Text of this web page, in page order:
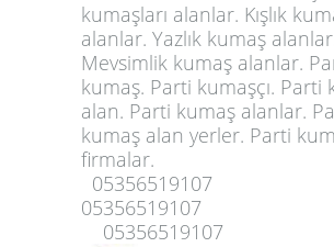
kumaşları alanlar. Kışlık
alanlar. Yazlık kumaş
Mevsimlik kumaş alanlar.
kumaş. Parti kumaşçı. Parti
alan. Parti kumaş alanlar.
kumaş alan yerler. Parti
firmalar.
05356519107
05356519107
05356519107